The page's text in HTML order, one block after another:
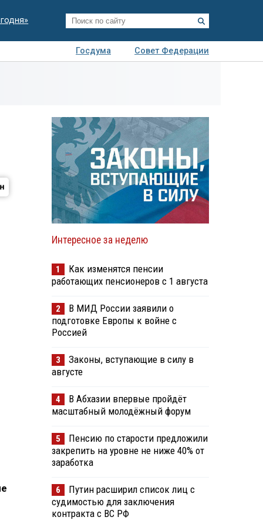
Госдума
Совет Федерации
Интересное за неделю
1
Как изменятся пенсии
работающих пенсионеров с 1 августа
2
В МИД России заявили о
подготовке Европы к войне с
Россией
3
Законы, вступающие в силу в
августе
4
В Абхазии впервые пройдёт
масштабный молодёжный форум
5
Пенсию по старости предложили
закрепить на уровне не ниже 40% от
заработка
6
Путин расширил список лиц с
судимостью для заключения
контракта с ВС РФ